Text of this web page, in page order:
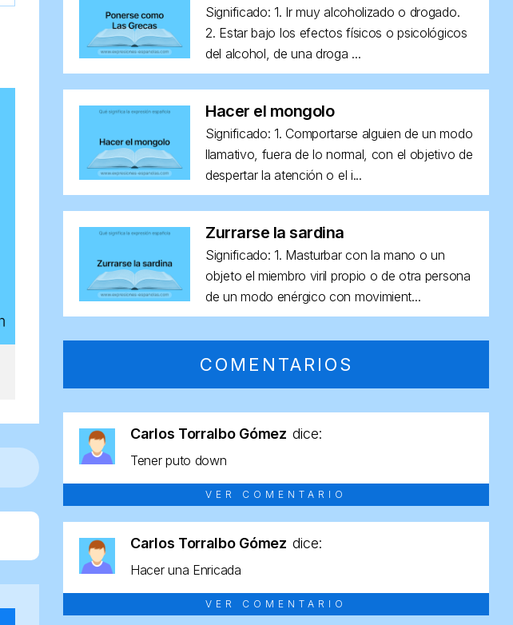
Significado: 1. Ir muy alcoholizado o drogado.
2. Estar bajo los efectos físicos o psicológicos
del alcohol, de una droga ...
Hacer el mongolo
Significado: 1. Comportarse alguien de un modo
llamativo, fuera de lo normal, con el objetivo de
despertar la atención o el i...
Zurrarse la sardina
Significado: 1. Masturbar con la mano o un
objeto el miembro viril propio o de otra persona
de un modo enérgico con movimient...
COMENTARIOS
Carlos Torralbo Gómez dice:
Tener puto down
VER COMENTARIO
Carlos Torralbo Gómez dice:
Hacer una Enricada
VER COMENTARIO